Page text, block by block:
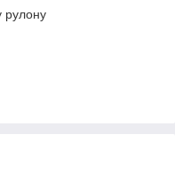
рулону